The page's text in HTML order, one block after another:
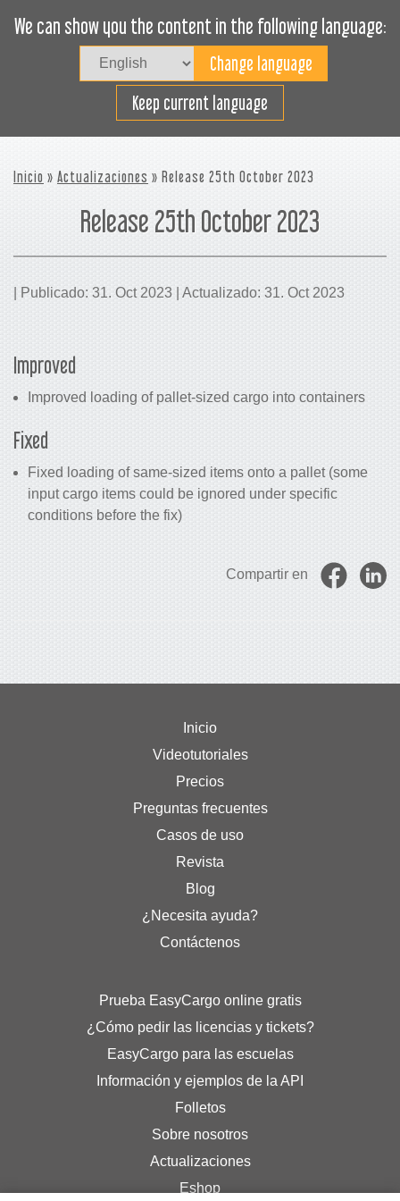
We can show you the content in the following language:
Keep current language
Cargue efectivamente
Inicio » Actualizaciones » Release 25th October 2023
Release 25th October 2023
| Publicado: 31. Oct 2023 | Actualizado: 31. Oct 2023
Improved
Improved loading of pallet-sized cargo into containers
Fixed
Fixed loading of same-sized items onto a pallet (some
input cargo items could be ignored under specific
conditions before the fix)
Compartir en
Inicio
Videotutoriales
Precios
Preguntas frecuentes
Casos de uso
Revista
Blog
¿Necesita ayuda?
Contáctenos
Prueba EasyCargo online gratis
¿Cómo pedir las licencias y tickets?
EasyCargo para las escuelas
Información y ejemplos de la API
Folletos
Sobre nosotros
Actualizaciones
Eshop